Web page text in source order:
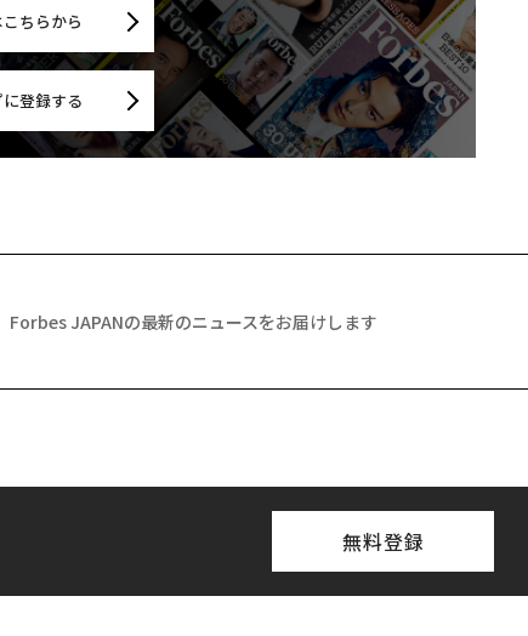
ちらから
登録する
Forbes JAPANの最新のニュースをお届けします
無料登録